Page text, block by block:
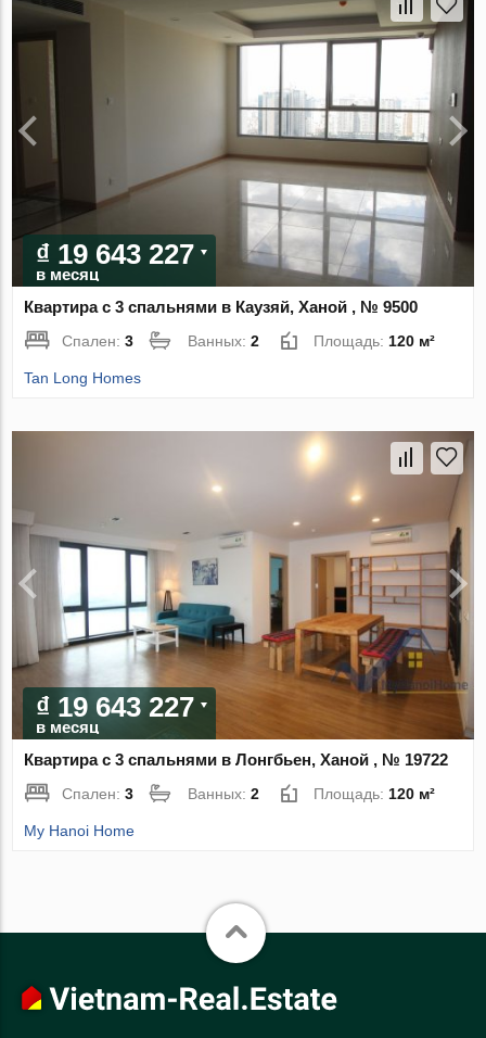
₫ 19 643 227
в месяц
Квартира с 3 спальнями в Каузяй, Ханой , № 9500
Спален:3 Ванных:2 Площадь: 120 м²
Tan Long Homes
₫ 19 643 227
в месяц
Квартира с 3 спальнями в Лонгбьен, Ханой , № 19722
Спален:3 Ванных:2 Площадь: 120 м²
My Hanoi Home